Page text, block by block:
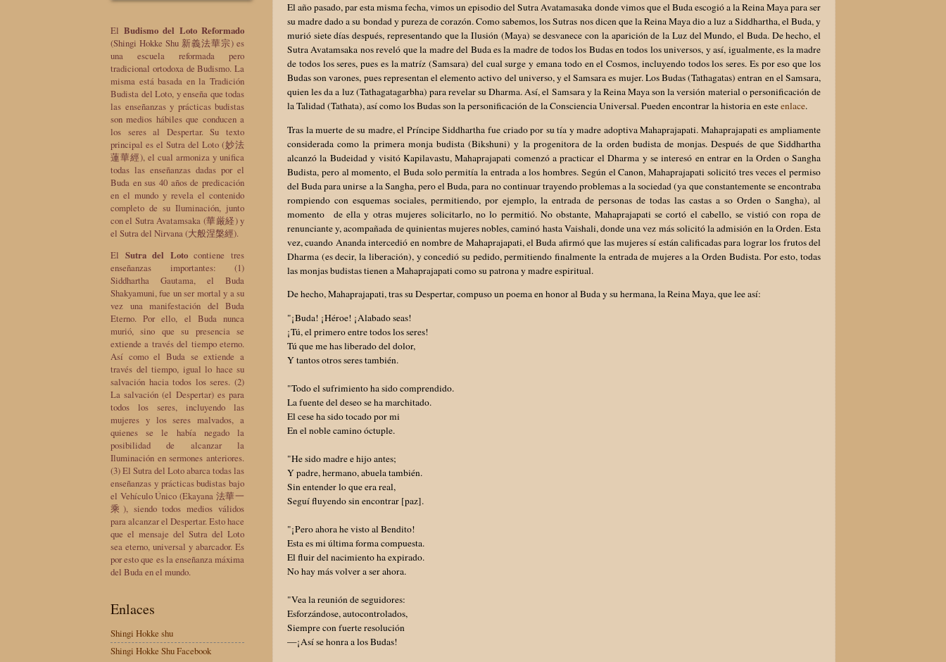
El año pasado, par esta misma fecha, vimos un episodio del Sutra Avatamasaka donde vimos que el Buda escogió a la Reina Maya para ser
su madre dado a su bondad y pureza de corazón. Como sabemos, los Sutras nos dicen que la Reina Maya dio a luz a Siddhartha, el Buda, y
murió siete días después, representando que la Ilusión (Maya) se desvanece con la aparición de la Luz del Mundo, el Buda. De hecho, el
Sutra Avatamsaka nos reveló que la madre del Buda es la madre de todos los Budas en todos los universos, y así, igualmente, es la madre
de todos los seres, pues es la matríz (Samsara) del cual surge y emana todo en el Cosmos, incluyendo todos los seres. Es por eso que los
Budas son varones, pues representan el elemento activo del universo, y el Samsara es mujer. Los Budas (Tathagatas) entran en el Samsara,
quien les da a luz (Tathagatagarbha) para revelar su Dharma. Así, el Samsara y la Reina Maya son la versión material o personificación de
la Talidad (Tathata), así como los Budas son la personificación de la Consciencia Universal. Pueden encontrar la historia en esteenlace.
Tras la muerte de su madre, el Príncipe Siddhartha fue criado por su tía y madre adoptiva Mahaprajapati. Mahaprajapati es ampliamente
considerada como la primera monja budista (Bikshuni) y la progenitora de la orden budista de monjas. Después de que Siddhartha
alcanzó la Budeidad y visitó Kapilavastu, Mahaprajapati comenzó a practicar el Dharma y se interesó en entrar en la Orden o Sangha
Budista, pero al momento, el Buda solo permitía la entrada a los hombres. Según el Canon, Mahaprajapati solicitó tres veces el permiso
del Buda para unirse a la Sangha, pero el Buda, para no continuar trayendo problemas a la sociedad (ya que constantemente se encontraba
rompiendo con esquemas sociales, permitiendo, por ejemplo, la entrada de personas de todas las castas a so Orden o Sangha), al
momento de ella y otras mujeres solicitarlo, no lo permitió. No obstante, Mahaprajapati se cortó el cabello, se vistió con ropa de
renunciante y, acompañada de quinientas mujeres nobles, caminó hasta Vaishali, donde una vez más solicitó la admisión en la Orden. Esta
vez, cuando Ananda intercedió en nombre de Mahaprajapati, el Buda afirmó que las mujeres sí están calificadas para lograr los frutos del
Dharma (es decir, la liberación), y concedió su pedido, permitiendo finalmente la entrada de mujeres a la Orden Budista. Por esto, todas
las monjas budistas tienen a Mahaprajapati como su patrona y madre espiritual.
De hecho, Mahaprajapati, tras su Despertar, compuso un poema en honor al Buda y su hermana, la Reina Maya, que lee así:
"¡Buda! ¡Héroe! ¡Alabado seas!
¡Tú, el primero entre todos los seres!
Tú que me has liberado del dolor,
Y tantos otros seres también.
"Todo el sufrimiento ha sido comprendido.
La fuente del deseo se ha marchitado.
El cese ha sido tocado por mi
En el noble camino óctuple.
"He sido madre e hijo antes;
Y padre, hermano, abuela también.
Sin entender lo que era real,
Seguí fluyendo sin encontrar [paz].
"¡Pero ahora he visto al Bendito!
Esta es mi última forma compuesta.
El fluir del nacimiento ha expirado.
No hay más volver a ser ahora.
"Vea la reunión de seguidores:
Esforzándose, autocontrolados,
Siempre con fuerte resolución
—¡Así se honra a los Budas!
El Budismo del Loto Reformado
(Shingi Hokke Shu 新義法華宗) es
una escuela reformada pero
tradicional ortodoxa de Budismo. La
misma está basada en la Tradición
Budista del Loto, y enseña que todas
las enseñanzas y prácticas budistas
son medios hábiles que conducen a
los seres al Despertar. Su texto
principal es el Sutra del Loto (妙法
蓮華經), el cual armoniza y unifica
todas las enseñanzas dadas por el
Buda en sus 40 años de predicación
en el mundo y revela el contenido
completo de su Iluminación, junto
con el Sutra Avatamsaka (華厳経) y
el Sutra del Nirvana (大般涅槃經).
El Sutra del Lotocontiene tres
enseñanzas importantes: (1)
Siddhartha Gautama, el Buda
Shakyamuni, fue un ser mortal y a su
vez una manifestación del Buda
Eterno. Por ello, el Buda nunca
murió, sino que su presencia se
extiende a través del tiempo eterno.
Así como el Buda se extiende a
través del tiempo, igual lo hace su
salvación hacia todos los seres. (2)
La salvación (el Despertar) es para
todos los seres, incluyendo las
mujeres y los seres malvados, a
quienes se le había negado la
posibilidad de alcanzar la
Iluminación en sermones anteriores.
(3) El Sutra del Loto abarca todas las
enseñanzas y prácticas budistas bajo
el Vehículo Único (Ekayana 法華一
乘), siendo todos medios válidos
para alcanzar el Despertar. Esto hace
que el mensaje del Sutra del Loto
sea eterno, universal y abarcador. Es
por esto que es la enseñanza máxima
del Buda en el mundo.
Enlaces
Shingi Hokke shu
Shingi Hokke Shu Facebook